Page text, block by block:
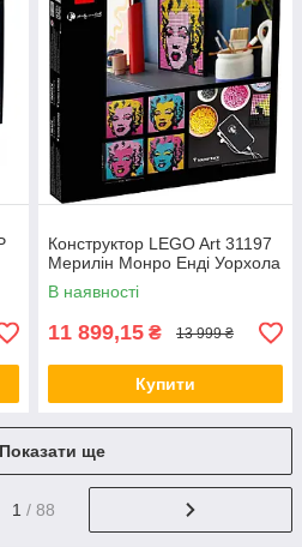
3
ОПЛАТИ
оплата на картку банку або
4
Конструктор LEGO Art 31197
Мерилін Монро Енді Уорхола
В наявності
11 899,15 ₴ 13 999 ₴
Купити
Показати ще
1 / 88